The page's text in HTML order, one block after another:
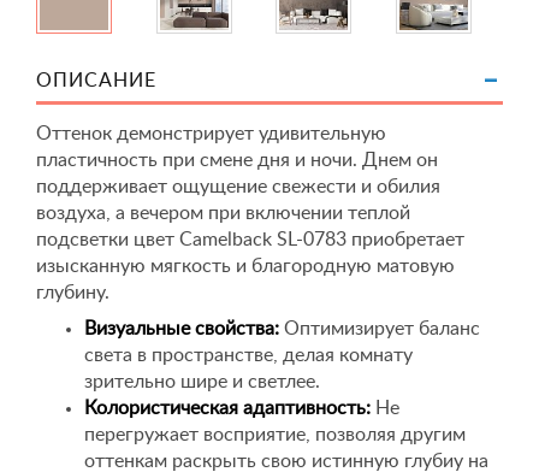
ОПИСАНИЕ
Оттенок демонстрирует удивительную
пластичность при смене дня и ночи. Днем он
поддерживает ощущение свежести и обилия
воздуха, а вечером при включении теплой
подсветки цвет Camelback SL-0783 приобретает
изысканную мягкость и благородную матовую
глубину.
Визуальные свойства: Оптимизирует баланс
света в пространстве, делая комнату
зрительно шире и светлее.
Колористическая адаптивность: Не
перегружает восприятие, позволяя другим
оттенкам раскрыть свою истинную глубиу на